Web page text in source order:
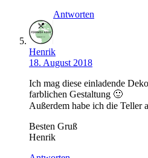
Antworten
Henrik
18. August 2018
Ich mag diese einladende
farblichen Gestaltung 🙂
Außerdem habe ich die Teller
Besten Gruß
Henrik